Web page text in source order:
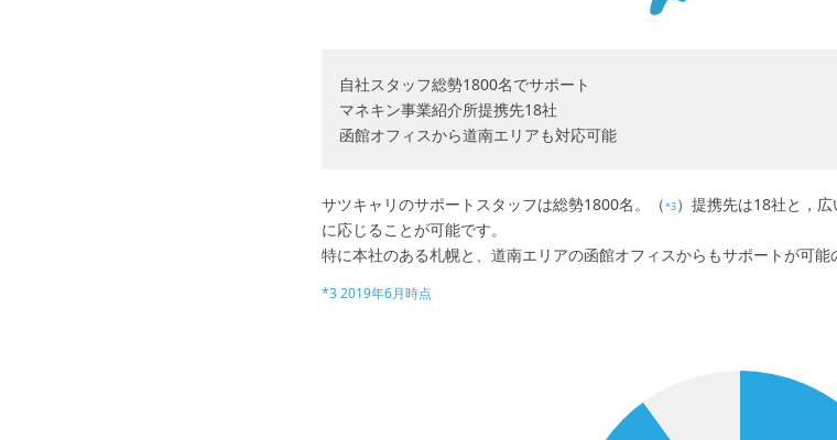
自社スタッフ総勢1800名でサポート
マネキン事業紹介所提携先18社
函館オフィスから道南エリアも対応可能
サツキャリのサポートスタッフは総勢1800名。（*3）提携先は18社と，
に応じることが可能です。
特に本社のある札幌と、道南エリアの函館オフィスからもサポートが可能
*3 2019年6月時点